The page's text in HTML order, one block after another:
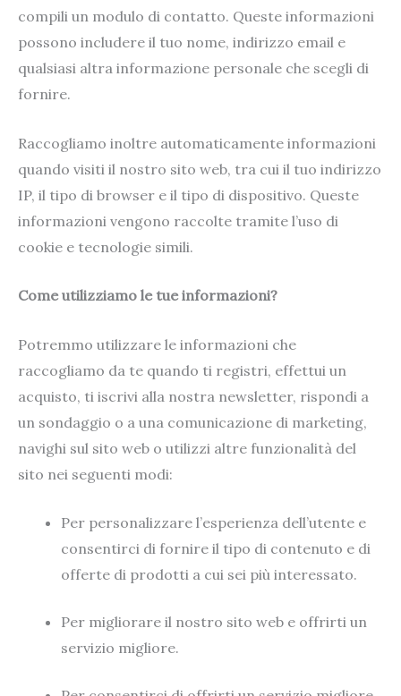
compili un modulo di contatto. Queste informazioni
possono includere il tuo nome, indirizzo email e
qualsiasi altra informazione personale che scegli di
fornire.
Raccogliamo inoltre automaticamente informazioni
quando visiti il ​​nostro sito web, tra cui il tuo indirizzo
IP, il tipo di browser e il tipo di dispositivo. Queste
informazioni vengono raccolte tramite l’uso di
cookie e tecnologie simili.
Come utilizziamo le tue informazioni?
Potremmo utilizzare le informazioni che
raccogliamo da te quando ti registri, effettui un
acquisto, ti iscrivi alla nostra newsletter, rispondi a
un sondaggio o a una comunicazione di marketing,
navighi sul sito web o utilizzi altre funzionalità del
sito nei seguenti modi:
Per personalizzare l’esperienza dell’utente e
consentirci di fornire il tipo di contenuto e di
offerte di prodotti a cui sei più interessato.
Per migliorare il nostro sito web e offrirti un
servizio migliore.